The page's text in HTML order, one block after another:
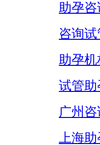
助孕
咨询
助孕
试管助
广州
上海